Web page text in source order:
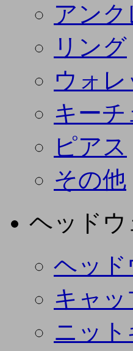
アンク
リング
ウォ
キーチ
ピアス
その他
ヘッドウ
ヘッド
キャッ
ニッ